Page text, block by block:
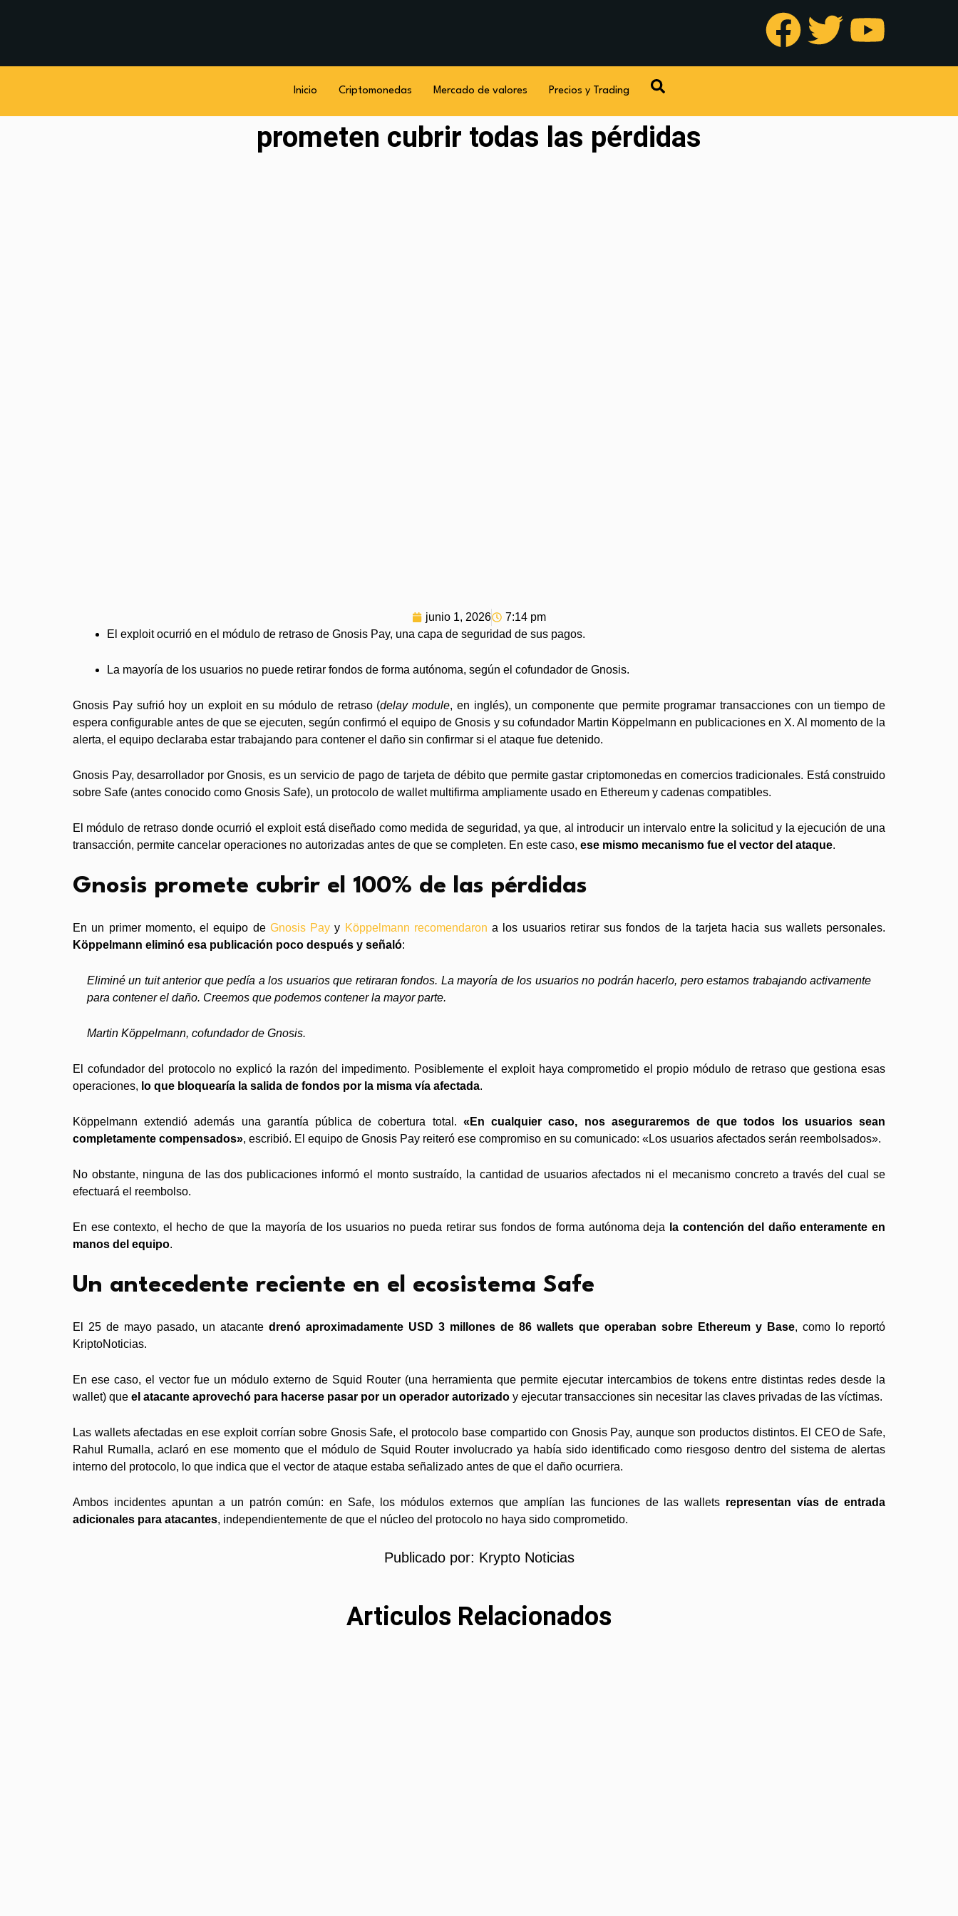
Inicio Criptomonedas Mercado de valores Precios y Trading
prometen cubrir todas las pérdidas
junio 1, 2026
7:14 pm
El exploit ocurrió en el módulo de retraso de Gnosis Pay, una capa de seguridad de sus pagos.
La mayoría de los usuarios no puede retirar fondos de forma autónoma, según el cofundador de Gnosis.
Gnosis Pay sufrió hoy un exploit en su módulo de retraso (delay module, en inglés), un componente que permite programar transacciones con un tiempo de
espera configurable antes de que se ejecuten, según confirmó el equipo de Gnosis y su cofundador Martin Köppelmann en publicaciones en X. Al momento de la
alerta, el equipo declaraba estar trabajando para contener el daño sin confirmar si el ataque fue detenido.
Gnosis Pay, desarrollador por Gnosis, es un servicio de pago de tarjeta de débito que permite gastar criptomonedas en comercios tradicionales. Está construido
sobre Safe (antes conocido como Gnosis Safe), un protocolo de wallet multifirma ampliamente usado en Ethereum y cadenas compatibles.
El módulo de retraso donde ocurrió el exploit está diseñado como medida de seguridad, ya que, al introducir un intervalo entre la solicitud y la ejecución de una
transacción, permite cancelar operaciones no autorizadas antes de que se completen. En este caso, ese mismo mecanismo fue el vector del ataque.
Gnosis promete cubrir el 100% de las pérdidas
En un primer momento, el equipo de Gnosis Payy Köppelmann recomendaron a los usuarios retirar sus fondos de la tarjeta hacia sus wallets personales.
Köppelmann eliminó esa publicación poco después y señaló:
Eliminé un tuit anterior que pedía a los usuarios que retiraran fondos. La mayoría de los usuarios no podrán hacerlo, pero estamos trabajando activamente
para contener el daño. Creemos que podemos contener la mayor parte.
Martin Köppelmann, cofundador de Gnosis.
El cofundador del protocolo no explicó la razón del impedimento. Posiblemente el exploit haya comprometido el propio módulo de retraso que gestiona esas
operaciones, lo que bloquearía la salida de fondos por la misma vía afectada.
Köppelmann extendió además una garantía pública de cobertura total. «En cualquier caso, nos aseguraremos de que todos los usuarios sean
completamente compensados», escribió. El equipo de Gnosis Pay reiteró ese compromiso en su comunicado: «Los usuarios afectados serán reembolsados».
No obstante, ninguna de las dos publicaciones informó el monto sustraído, la cantidad de usuarios afectados ni el mecanismo concreto a través del cual se
efectuará el reembolso.
En ese contexto, el hecho de que la mayoría de los usuarios no pueda retirar sus fondos de forma autónoma deja
la contención del daño enteramente en
manos del equipo.
Un antecedente reciente en el ecosistema Safe
El 25 de mayo pasado, un atacante drenó aproximadamente USD 3 millones de 86 wallets que operaban sobre Ethereum y Base, como lo reportó
KriptoNoticias.
En ese caso, el vector fue un módulo externo de Squid Router (una herramienta que permite ejecutar intercambios de tokens entre distintas redes desde la
wallet) que el atacante aprovechó para hacerse pasar por un operador autorizado y ejecutar transacciones sin necesitar las claves privadas de las víctimas.
Las wallets afectadas en ese exploit corrían sobre Gnosis Safe, el protocolo base compartido con Gnosis Pay, aunque son productos distintos. El CEO de Safe,
Rahul Rumalla, aclaró en ese momento que el módulo de Squid Router involucrado ya había sido identificado como riesgoso dentro del sistema de alertas
interno del protocolo, lo que indica que el vector de ataque estaba señalizado antes de que el daño ocurriera.
Ambos incidentes apuntan a un patrón común: en Safe, los módulos externos que amplían las funciones de las wallets representan vías de entrada
adicionales para atacantes, independientemente de que el núcleo del protocolo no haya sido comprometido.
Publicado por: Krypto Noticias
Articulos Relacionados